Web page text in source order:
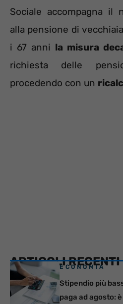
Sociale accompagna il
alla pensione di
i 67 anni la misura
richiesta delle
procedendo con un
ARTICOLI RECENTI
ECONOMIA
Stipendio più
paga ad agosto: